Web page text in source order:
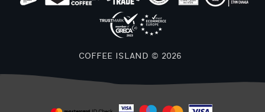
COFFEE ISLAND © 2026